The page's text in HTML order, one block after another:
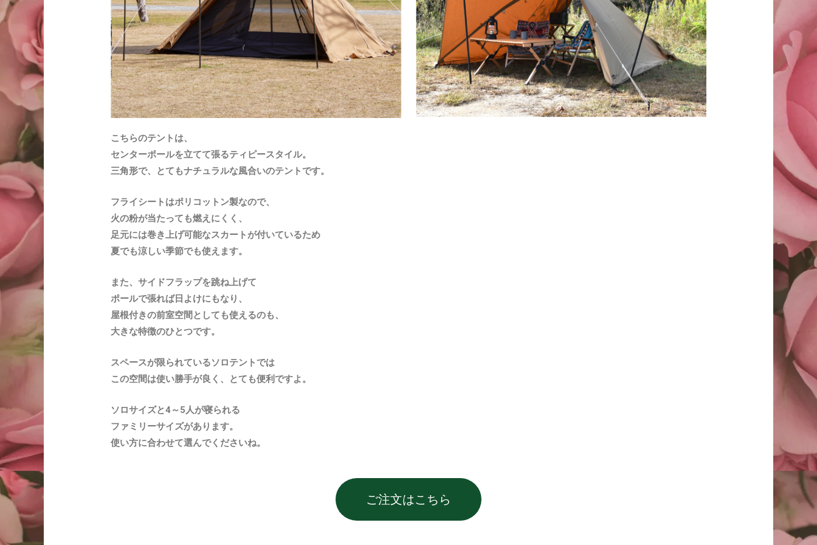
こちらのテントは、
センターポールを立てて張るティピースタイル。
三角形で、とてもナチュラルな風合いのテントです。
フライシートはポリコットン製なので、
火の粉が当たっても燃えにくく、
足元には巻き上げ可能なスカートが付いているため
夏でも涼しい季節でも使えます。
また、サイドフラップを跳ね上げて
ポールで張れば日よけにもなり、
屋根付きの前室空間としても使えるのも、
大きな特徴のひとつです。
スペースが限られているソロテントでは
この空間は使い勝手が良く、とても便利ですよ。
ソロサイズと4～5人が寝られる
ファミリーサイズがあります。
使い方に合わせて選んでくださいね。
ご注文はこちら